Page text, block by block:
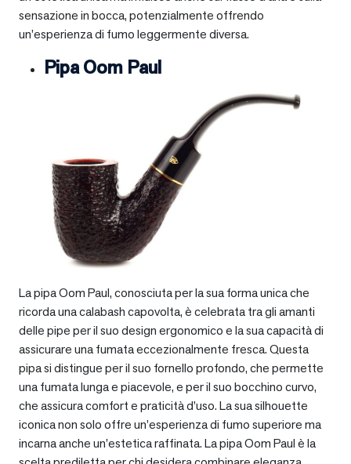
sensazione in bocca, potenzialmente offrendo
un’esperienza di fumo leggermente diversa.
Pipa Oom Paul
La pipa Oom Paul, conosciuta per la sua forma unica che
ricorda una calabash capovolta, è celebrata tra gli amanti
delle pipe per il suo design ergonomico e la sua capacità di
assicurare una fumata eccezionalmente fresca. Questa
pipa si distingue per il suo fornello profondo, che permette
una fumata lunga e piacevole, e per il suo bocchino curvo,
che assicura comfort e praticità d’uso. La sua silhouette
iconica non solo offre un’esperienza di fumo superiore ma
incarna anche un’estetica raffinata. La pipa Oom Paul è la